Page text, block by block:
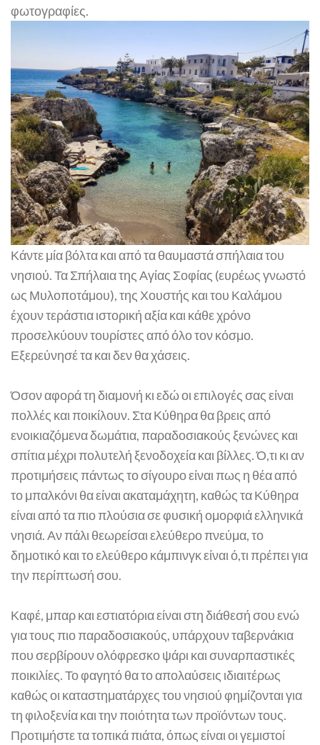
φωτογραφίες.
Κάντε μία βόλτα και από τα θαυμαστά σπήλαια του
νησιού. Τα Σπήλαια της Αγίας Σοφίας (ευρέως γνωστό
ως Μυλοποτάμου), της Χουστής και του Καλάμου
έχουν τεράστια ιστορική αξία και κάθε χρόνο
προσελκύουν τουρίστες από όλο τον κόσμο.
Εξερεύνησέ τα και δεν θα χάσεις.
Όσον αφορά τη διαμονή κι εδώ οι επιλογές σας είναι
πολλές και ποικίλουν. Στα Κύθηρα θα βρεις από
ενοικιαζόμενα δωμάτια, παραδοσιακούς ξενώνες και
σπίτια μέχρι πολυτελή ξενοδοχεία και βίλλες. Ό,τι κι αν
προτιμήσεις πάντως το σίγουρο είναι πως η θέα από
το μπαλκόνι θα είναι ακαταμάχητη, καθώς τα Κύθηρα
είναι από τα πιο πλούσια σε φυσική ομορφιά ελληνικά
νησιά. Αν πάλι θεωρείσαι ελεύθερο πνεύμα, το
δημοτικό και το ελεύθερο κάμπινγκ είναι ό,τι πρέπει για
την περίπτωσή σου.
Καφέ, μπαρ και εστιατόρια είναι στη διάθεσή σου ενώ
για τους πιο παραδοσιακούς, υπάρχουν ταβερνάκια
που σερβίρουν ολόφρεσκο ψάρι και συναρπαστικές
ποικιλίες. Το φαγητό θα το απολαύσεις ιδιαιτέρως
καθώς οι καταστηματάρχες του νησιού φημίζονται για
τη φιλοξενία και την ποιότητα των προϊόντων τους.
Προτιμήστε τα τοπικά πιάτα, όπως είναι οι γεμιστοί